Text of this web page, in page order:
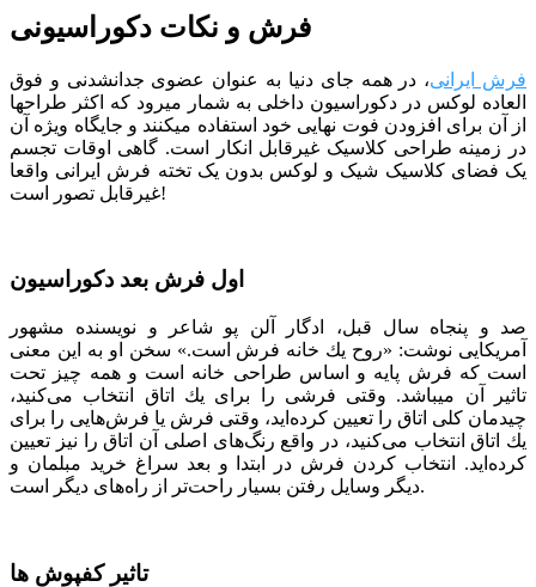
فرش و نکات دکوراسیونی
فرش ایرانی، در همه جای دنیا به عنوان عضوی جدانشدنی و فوق
العاده لوکس در دکوراسیون داخلی به شمار میرود که اکثر طراح­ها
از آن برای افزودن فوت نهایی خود استفاده می­کنند و جایگاه ویژه آن
در زمینه طراحی کلاسیک غیرقابل انکار است. گاهی اوقات تجسم
یک فضای کلاسیک شیک و لوکس بدون یک تخته فرش ایرانی واقعا
غیرقابل تصور است!
اول فرش بعد دکوراسیون
صد و پنجاه سال قبل، ادگار آلن پو شاعر و نویسنده مشهور
آمریکایی نوشت: «روح یك خانه فرش است.» سخن او به این معنی
است كه فرش پایه و اساس طراحی خانه است و همه چیز تحت
تاثیر آن می­باشد. وقتی فرشی را برای یك اتاق انتخاب می‌كنید،
چیدمان كلی اتاق را تعیین كرده‌اید، وقتی فرش یا فرش‌هایی را برای
یك اتاق انتخاب می‌كنید، در واقع رنگ‌های اصلی آن اتاق را نیز تعیین
كرده‌اید. انتخاب کردن فرش در ابتدا و بعد سراغ خرید مبلمان و
دیگر وسایل رفتن بسیار راحت‌تر از راه‌های دیگر است.
تاثیر کفپوش ها